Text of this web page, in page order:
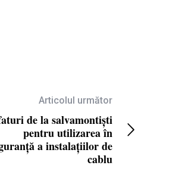
Articolul următor
de la salvamontiști
pentru utilizarea în
a instalațiilor de
cablu